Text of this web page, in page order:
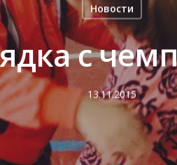
Новости
с
13.11.2015